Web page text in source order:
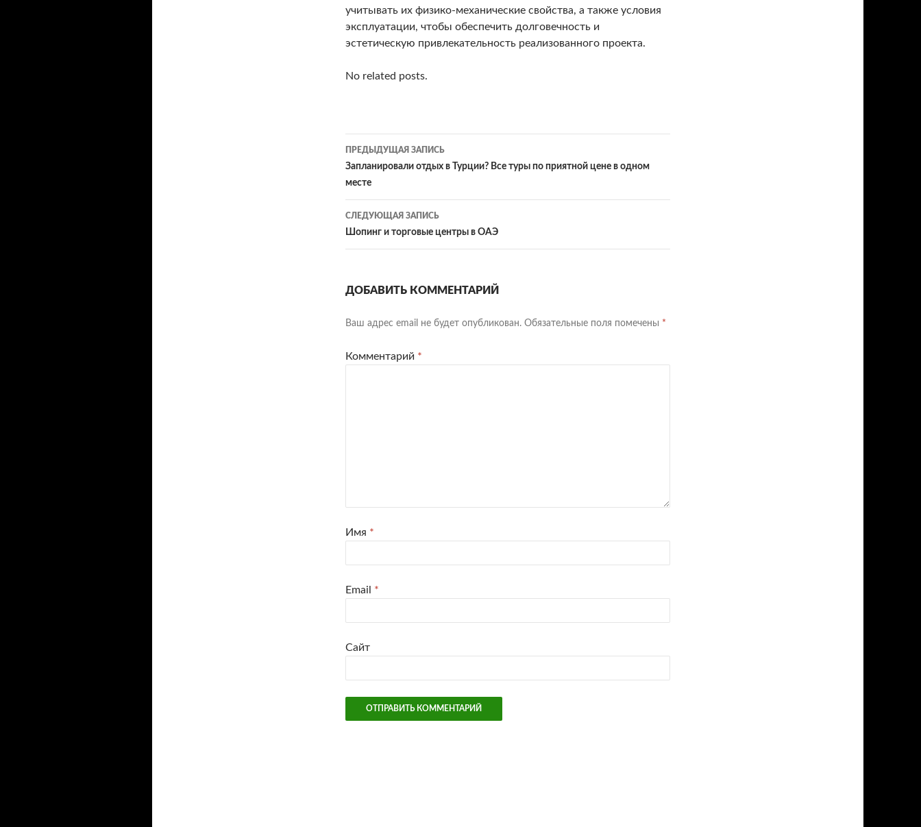
учитывать их физико-механические свойства, а также условия
эксплуатации, чтобы обеспечить долговечность и
эстетическую привлекательность реализованного проекта.
No related posts.
Навигация
по
ПРЕДЫДУЩАЯ ЗАПИСЬ
Запланировали отдых в Турции? Все туры по приятной цене в одном
месте
СЛЕДУЮЩАЯ ЗАПИСЬ
Шопинг и торговые центры в ОАЭ
ДОБАВИТЬ КОММЕНТАРИЙ
Ваш адрес email не будет опубликован. Обязательные поля помечены *
Комментарий *
Имя *
Email *
Сайт